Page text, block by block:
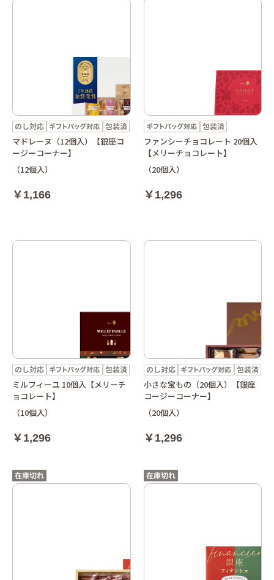
マドレーヌ（12個入）【銀座コ
ージーコーナー】
（12個入）
￥1,166
ファンシーチョコレート 20個入
【メリーチョコレート】
（20個入）
￥1,296
ミルフィーユ 10個入【メリーチ
ョコレート】
（10個入）
￥1,296
小さな宝もの（20個入）【銀座
コージーコーナー】
（20個入）
￥1,296